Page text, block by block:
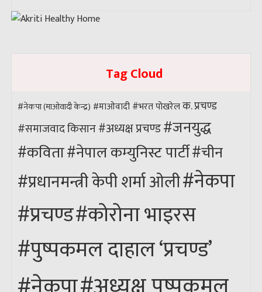
Tag Cloud
#नेकपा (माओवादी केन्द्र) #माओवादी #भरत पोखरेलक. प्रचण्ड
#समाजवादकिसान#अध्यक्ष प्रचण्ड#जनयुद्ध
#कविता#नेपाल कम्युनिस्ट पार्टी#चीन
#प्रधानमन्त्री केपी शर्मा ओली#नेकपा
#प्रचण्ड#कोरोना भाइरस
#पुष्पकमल दाहाल ‘प्रचण्ड’